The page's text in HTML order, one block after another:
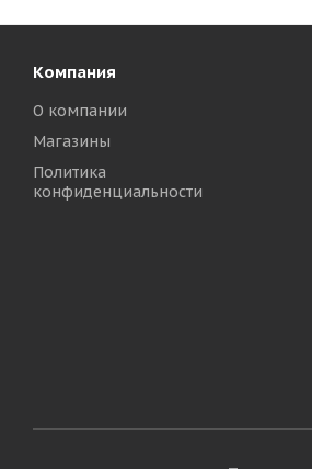
Компания
О компании
Магазины
Политика
конфиденциальности